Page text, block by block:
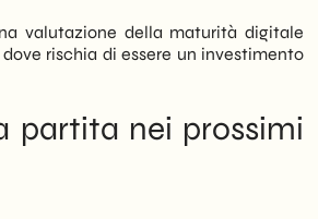
valutazione della maturità digitale
rischia di essere un investimento
partita nei prossimi